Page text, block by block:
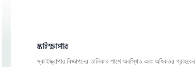
স্কাইস্ক্রাপার
স্কাইস্ক্রাপার বিজ্ঞাপনের তালিকার পাশে অবস্থিত এবং অধিকতর